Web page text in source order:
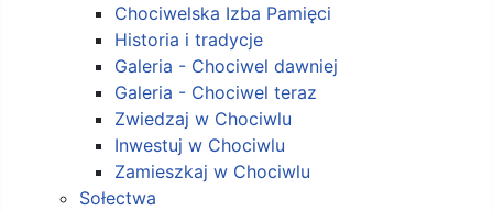
Chociwelska Izba Pamięci
Historia i tradycje
Galeria - Chociwel dawniej
Galeria - Chociwel teraz
Zwiedzaj w Chociwlu
Inwestuj w Chociwlu
Zamieszkaj w Chociwlu
Sołectwa